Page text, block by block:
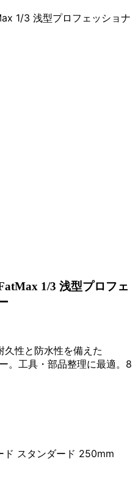
1/3 浅型プロフェッショナ
1/3 浅型プロフェ
性と防水性を備えた
。工具・部品整理に最適。8
ド スタンダード 250mm